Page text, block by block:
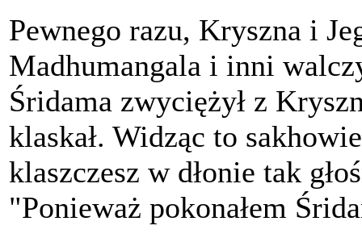
Pewnego razu, Kryszna i
Madhumangala i inni
Śridama zwyciężył z
klaskał. Widząc to
klaszczesz w dłonie tak
"Ponieważ pokonałem